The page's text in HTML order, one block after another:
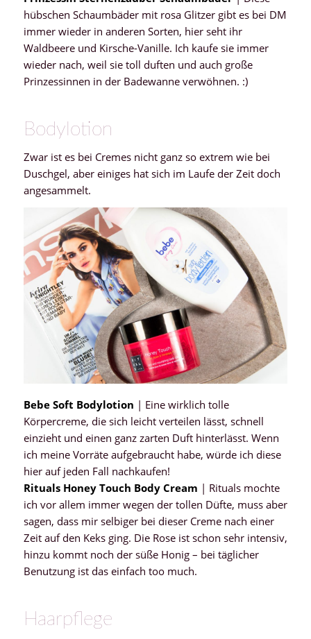
hübschen Schaumbäder mit rosa Glitzer gibt es bei DM
immer wieder in anderen Sorten, hier seht ihr
Waldbeere und Kirsche-Vanille. Ich kaufe sie immer
wieder nach, weil sie toll duften und auch große
Prinzessinnen in der Badewanne verwöhnen. :)
Bodylotion
Zwar ist es bei Cremes nicht ganz so extrem wie bei
Duschgel, aber einiges hat sich im Laufe der Zeit doch
angesammelt.
Bebe Soft Bodylotion | Eine wirklich tolle
Körpercreme, die sich leicht verteilen lässt, schnell
einzieht und einen ganz zarten Duft hinterlässt. Wenn
ich meine Vorräte aufgebraucht habe, würde ich diese
hier auf jeden Fall nachkaufen!
Rituals Honey Touch Body Cream | Rituals mochte
ich vor allem immer wegen der tollen Düfte, muss aber
sagen, dass mir selbiger bei dieser Creme nach einer
Zeit auf den Keks ging. Die Rose ist schon sehr intensiv,
hinzu kommt noch der süße Honig – bei täglicher
Benutzung ist das einfach too much.
Haarpflege